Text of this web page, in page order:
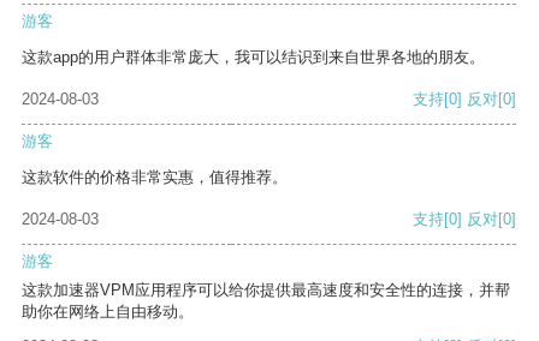
游客
这款app的用户群体非常庞大，我可以结识到来自世界各地的朋友。
2024-08-03 支持[0] 反对[0]
游客
这款软件的价格非常实惠，值得推荐。
2024-08-03 支持[0] 反对[0]
游客
这款加速器VPM应用程序可以给你提供最高速度和安全性的连接，并帮
助你在网络上自由移动。